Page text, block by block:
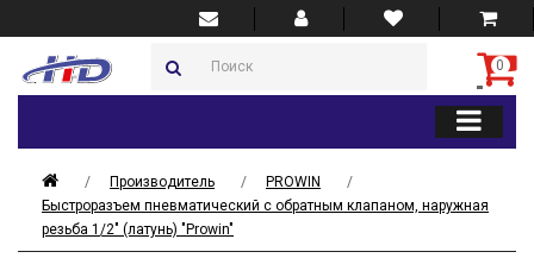
0
Производитель
PROWIN
Быстроразъем пневматический с обратным клапаном, наружная
резьба 1/2" (латунь) "Prowin"